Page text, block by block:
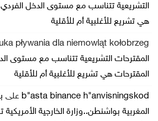
التشريعية تتناسب مع مستوى الدخل
هي تشريع للأغلبية أم للأقلية
pływania dla niemowląt kołobrzeg
المقترحات التشريعية تتناسب مع مستوى
المقترحات هي تشريع للأغلبية أم للأقلية
b"asta binance h"anvisningskod على
المغربية بواشنطن..وزارة الخارجية